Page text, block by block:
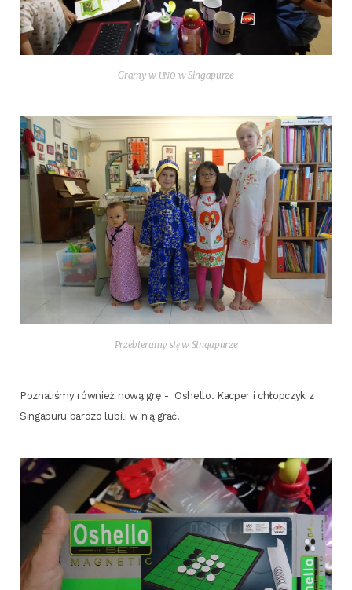
Gra­my w UNO w Singapurze
Prze­bie­ra­my się w Singapurze
Pozna­li­śmy rów­nież nową grę - Oshel­lo. Kac­per i chłop­czyk z
Sin­ga­pu­ru bar­dzo lubi­li w nią grać.